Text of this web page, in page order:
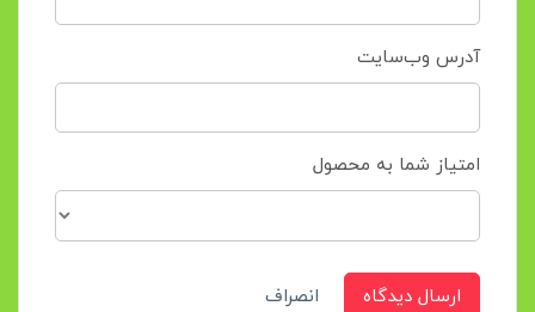
آدرس وب‌سایت
امتیاز شما به محصول
ارسال دیدگاه انصراف